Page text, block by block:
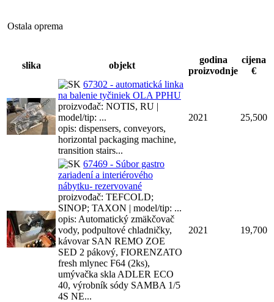
Ostala oprema
slika objekt
godina
proizvodnje
cijena
€
67302 - automatická linka
na balenie tyčiniek OLA PPHU
proizvođač: NOTIS, RU |
model/tip: ...
opis: dispensers, conveyors,
horizontal packaging machine,
transition stairs...
2021 25,500
67469 - Súbor gastro
zariadení a interiérového
nábytku- rezervované
proizvođač: TEFCOLD;
SINOP; TAXON | model/tip: ...
opis: Automatický zmäkčovač
vody, podpultové chladničky,
kávovar SAN REMO ZOE
SED 2 pákový, FIORENZATO
fresh mlynec F64 (2ks),
umývačka skla ADLER ECO
40, výrobník sódy SAMBA 1/5
4S NE...
2021 19,700